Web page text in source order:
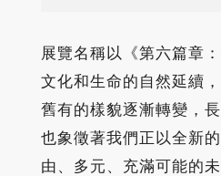
展覽名稱以《第六篇章
文化和生命的自然延續
舊有的樣貌逐漸轉變，
也象徵著我們正以全新
由、多元、充滿可能的未